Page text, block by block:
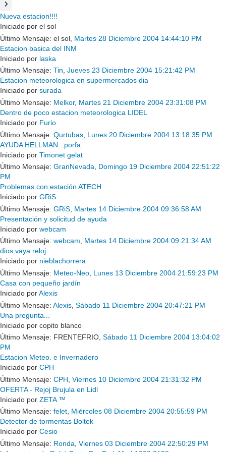
Nueva estacion!!!!
Iniciado por el sol
Último Mensaje: el sol, Martes 28 Diciembre 2004 14:44:10 PM
Estacion basica del INM
Iniciado por laska
Último Mensaje: Tin, Jueves 23 Diciembre 2004 15:21:42 PM
Estacion meteorologica en supermercados dia
Iniciado por surada
Último Mensaje: Melkor, Martes 21 Diciembre 2004 23:31:08 PM
Dentro de poco estacion meteorologica LIDEL
Iniciado por Furio
Último Mensaje: Qurtubas Lunes 20 Diciembre 2004 13:18:35 PM
AYUDA HELLMAN...porfa.
Iniciado por Timonet gelat
Último Mensaje: GranNevada
Domingo 19 Diciembre 2004 22:51:22
PM
Problemas con estación ATECH
Iniciado por GRiS
Último Mensaje: GRiS Martes 14 Diciembre 2004 09:36:58 AM
Presentación y solicitud de ayuda
Iniciado por webcam
Último Mensaje: webcam, Martes 14 Diciembre 2004 09:21:34 AM
dios vaya reloj
Iniciado por nieblachorrera
Último Mensaje: Meteo-Neo Lunes 13 Diciembre 2004 21:59:23 PM
Casa con pequeño jardín
Iniciado porAlexis
Último Mensaje: Alexis Sábado 11 Diciembre 2004 20:47:21 PM
Una pregunta...
Iniciado por copito blanco
Último Mensaje: FRENTEFRIO, Sábado 11 Diciembre 2004 13:04:02
PM
Estacion Meteo. e Invernadero
Iniciado por CPH
Último Mensaje: CPH Viernes 10 Diciembre 2004 21:31:32 PM
OFERTA - Rejoj Brujula en Lidl
Iniciado por ZETA ™
Último Mensaje: felet, Miércoles 08 Diciembre 2004 20:55:59 PM
Detector de tormentas Boltek
Iniciado por Cesio
Último Mensaje: Ronda Viernes 03 Diciembre 2004 22:50:29 PM